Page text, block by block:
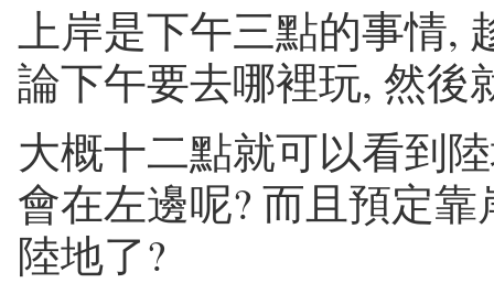
上岸是下午三點的事情,
論下午要去哪裡玩, 然後
大概十二點就可以看到
會在左邊呢? 而且預定
陸地了?